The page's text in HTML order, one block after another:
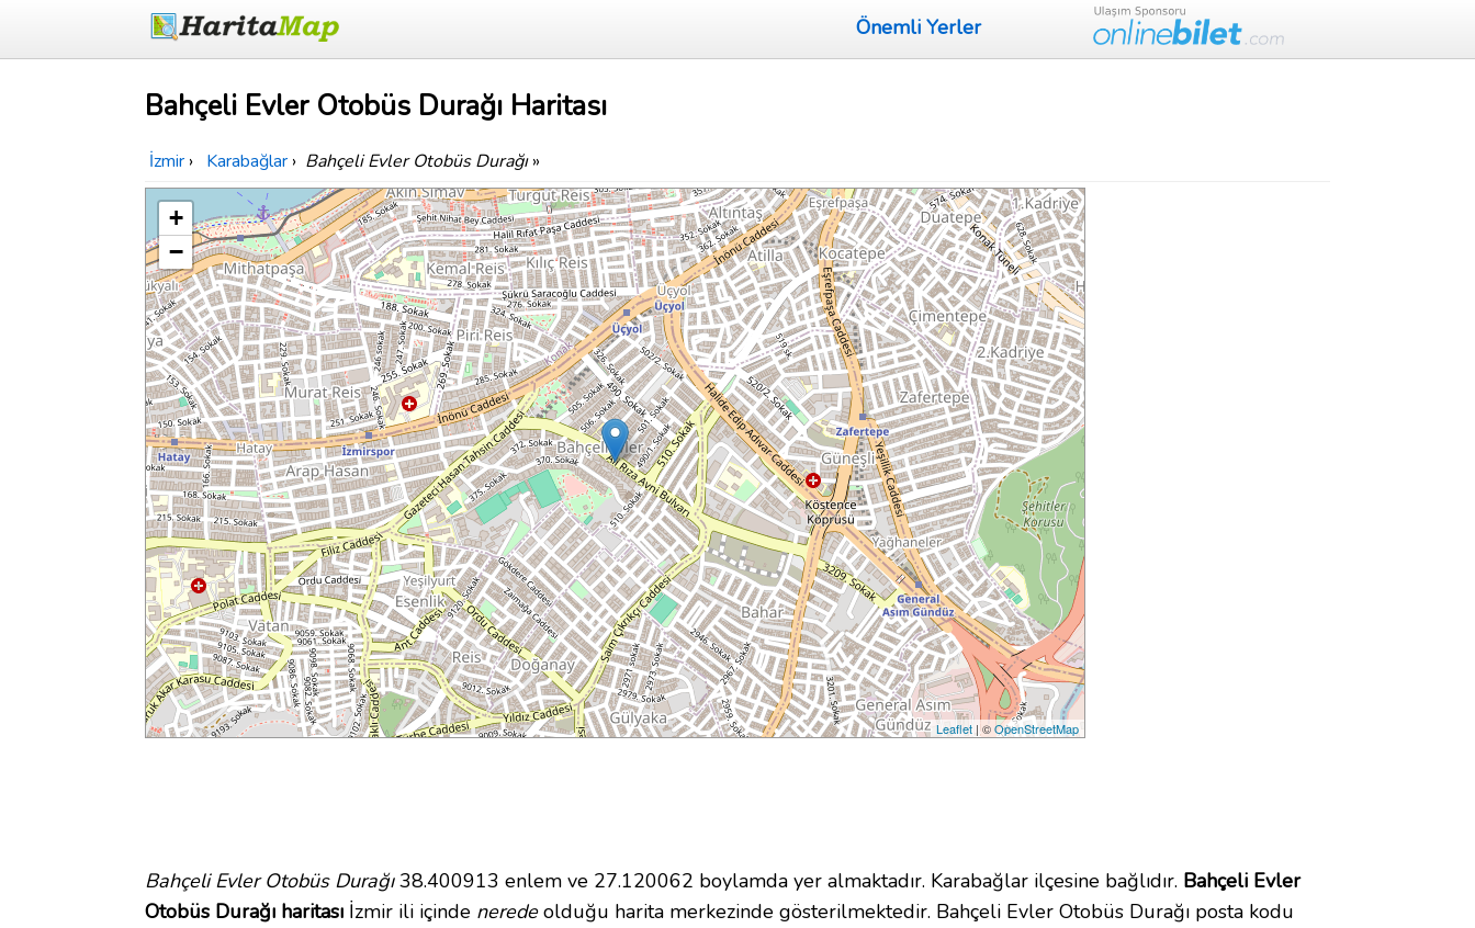
Önemli Yerler
Bahçeli Evler Otobüs Durağı Haritası
İzmir › Karabağlar › Bahçeli Evler Otobüs Durağı»
+
−
Leaflet | ©OpenStreetMap
Bahçeli Evler Otobüs Durağı38.400913 enlem ve 27.120062 boylamda yer almaktadır. Karabağlar ilçesine bağlıdır. Bahçeli Evler
Otobüs Durağı haritası İzmir ili içinde neredeolduğu harita merkezinde gösterilmektedir. Bahçeli Evler Otobüs Durağı posta kodu